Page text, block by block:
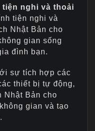
nghi và thoải
tiện nghi và
Nhật Bản cho
gian sống
đình bạn.
sự tích hợp các
thiết bị tự động,
Nhật Bản cho
gian và tạo